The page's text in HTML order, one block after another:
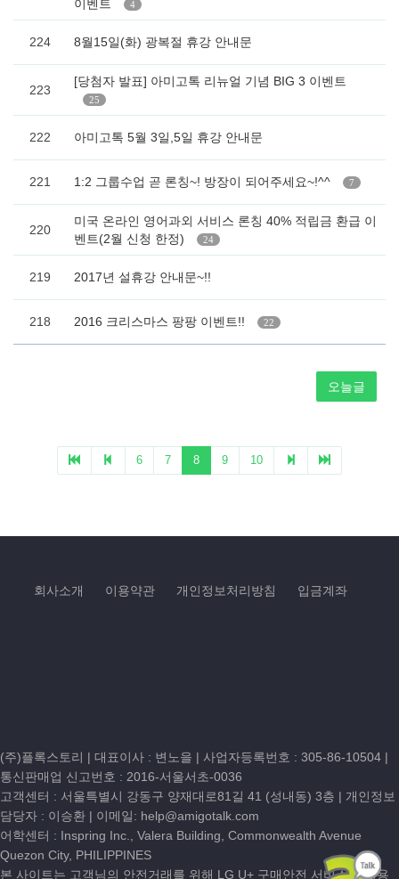
회사소개 이용약관 개인정보처리방침 입금계좌
(주)플록스토리 | 대표이사 : 변노을 | 사업자등록번호 : 305-86-10504 |
통신판매업 신고번호 : 2016-서울서초-0036
고객센터 : 서울특별시 강동구 양재대로81길 41 (성내동) 3층 | 개인정보
담당자 : 이승환 | 이메일: help@amigotalk.com
어학센터 : Inspring Inc., Valera Building, Commonwealth Avenue
Quezon City, PHILIPPINES
본 사이트는 고객님의 안전거래를 위해 LG U+ 구매안전 서비스를 이용